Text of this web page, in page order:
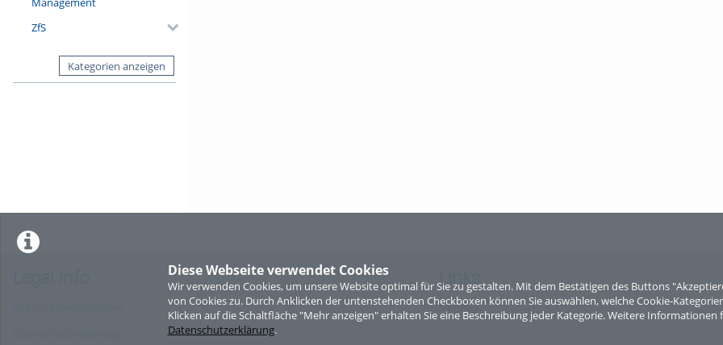
Diese Webseite verwendet Cookies
Wir verwenden Cookies, um unsere Website optimal für Sie zu gestalten. Mit dem Bestätigen des Buttons
von Cookies zu. Durch Anklicken der untenstehenden Checkboxen können Sie auswählen, welche Cookie-
Klicken auf die Schaltfläche "Mehr anzeigen" erhalten Sie eine Beschreibung jeder Kategorie. Weitere Informationen
Datenschutzerklärung.
ZfS
Kategorien anzeigen
Links
Sitemap